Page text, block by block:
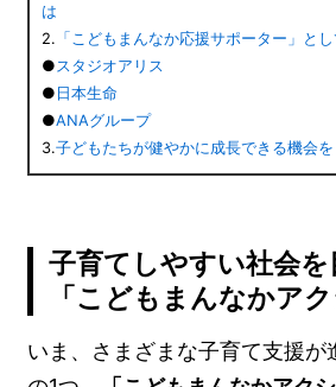
は
2. 「こどもまんなか応援サポーター」と
● スタジオアリス
● 日本生命
●ANAグループ
3.子どもたちが健やかに成長できる機会を
子育てしやすい社会を
「こどもまんなかア
いま、さまざまな子育て支援が